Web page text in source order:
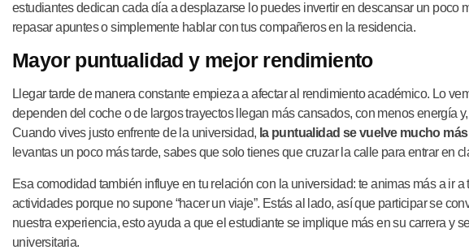
estudiantes dedican cada día a desplazarse lo puedes invertir en descansar un poco
repasar apuntes o simplemente hablar con tus compañeros en la residencia.
Mayor puntualidad y mejor rendimiento
Llegar tarde de manera constante empieza a afectar al rendimiento académico. Lo
dependen del coche o de largos trayectos llegan más cansados, con menos energía
Cuando vives justo enfrente de la universidad, la puntualidad se vuelve mucho
levantas un poco más tarde, sabes que solo tienes que cruzar la calle para entrar en
Esa comodidad también influye en tu relación con la universidad: te animas más a ir a
actividades porque no supone “hacer un viaje”. Estás al lado, así que participar se
nuestra experiencia, esto ayuda a que el estudiante se implique más en su carrera y
universitaria.